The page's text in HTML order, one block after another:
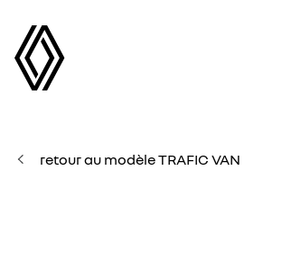
retour au modèle TRAFIC VAN